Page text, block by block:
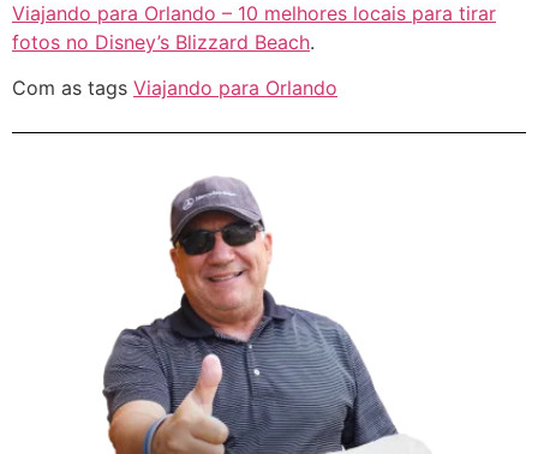
Viajando para Orlando – 10 melhores locais para tirar
fotos no Disney’s Blizzard Beach.
Com as tags Viajando para Orlando